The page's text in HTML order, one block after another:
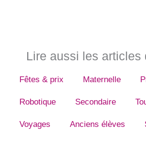
Lire aussi les articles
Fêtes & prix Maternelle
Robotique Secondaire
Voyages Anciens élèves